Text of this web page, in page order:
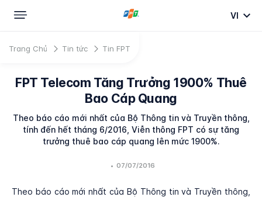
VI
Trang Chủ Tin tức Tin FPT
FPT Telecom Tăng Trưởng 1900% Thuê
Bao Cáp Quang
Theo báo cáo mới nhất của Bộ Thông tin và Truyền thông,
tính đến hết tháng 6/2016, ​Viễn thông FPT có sự tăng
trưởng thuê bao cáp quang lên mức 1900%.
• 07/07/2016
Theo báo cáo mới nhất của Bộ Thông tin và Truyền thông,